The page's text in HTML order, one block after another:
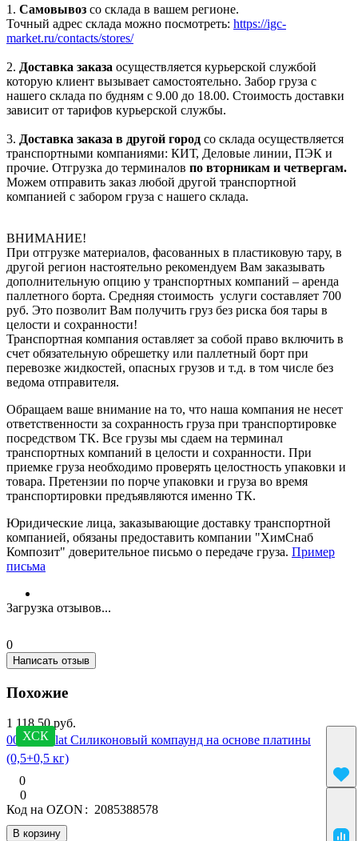
1. Самовывоз со склада в вашем регионе.
Точный адрес склада можно посмотреть: https://igc-
market.ru/contacts/stores/
2. Доставка заказа осуществляется курьерской службой
которую клиент вызывает самостоятельно. Забор груза с
нашего склада по будням с 9.00 до 18.00. Стоимость доставки
зависит от тарифов курьерской службы.
3. Доставка заказа в другой город со склада осуществляется
транспортными компаниями: КИТ, Деловые линии, ПЭК и
прочие. Отгрузка до терминалов по вторникам и четвергам.
Можем отправить заказ любой другой транспортной
компанией с забором груза с нашего склада.
ВНИМАНИЕ!
При отгрузке материалов, фасованных в пластиковую тару, в
другой регион настоятельно рекомендуем Вам заказывать
дополнительную опцию у транспортных компаний – аренда
паллетного борта. Средняя стоимость услуги составляет 700
руб. Это позволит Вам получить груз без риска боя тары в
целости и сохранности!
Транспортная компания оставляет за собой право включить в
счет обязательную обрешетку или паллетный борт при
перевозке жидкостей, опасных грузов и т.д. в том числе без
ведома отправителя.
Обращаем ваше внимание на то, что наша компания не несет
ответственности за сохранность груза при транспортировке
посредством ТК. Все грузы мы сдаем на терминал
транспортных компаний в целости и сохранности. При
приемке груза необходимо проверять целостность упаковки и
товара. Претензии по порче упаковки и груза во время
транспортировки предъявляются именно ТК.
Юридические лица, заказывающие доставку транспортной
компанией, обязаны предоставить компании "ХимСнаб
Композит" доверительное письмо о передаче груза. Пример
письма
Загрузка отзывов...
0
Написать отзыв
Похожие
ХСК
1 118.50 руб.
00 SilcoPlat Силиконовый компаунд на основе платины
(0,5+0,5 кг)
0
0
В корзину
Код на OZON : 2085388578